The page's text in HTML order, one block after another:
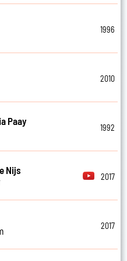
1996
2010
Paay
1992
Nijs
2017
2017